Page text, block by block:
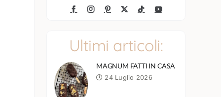
Ultimi articoli:
MAGNUM FATTI IN CASA
24 Luglio 2026